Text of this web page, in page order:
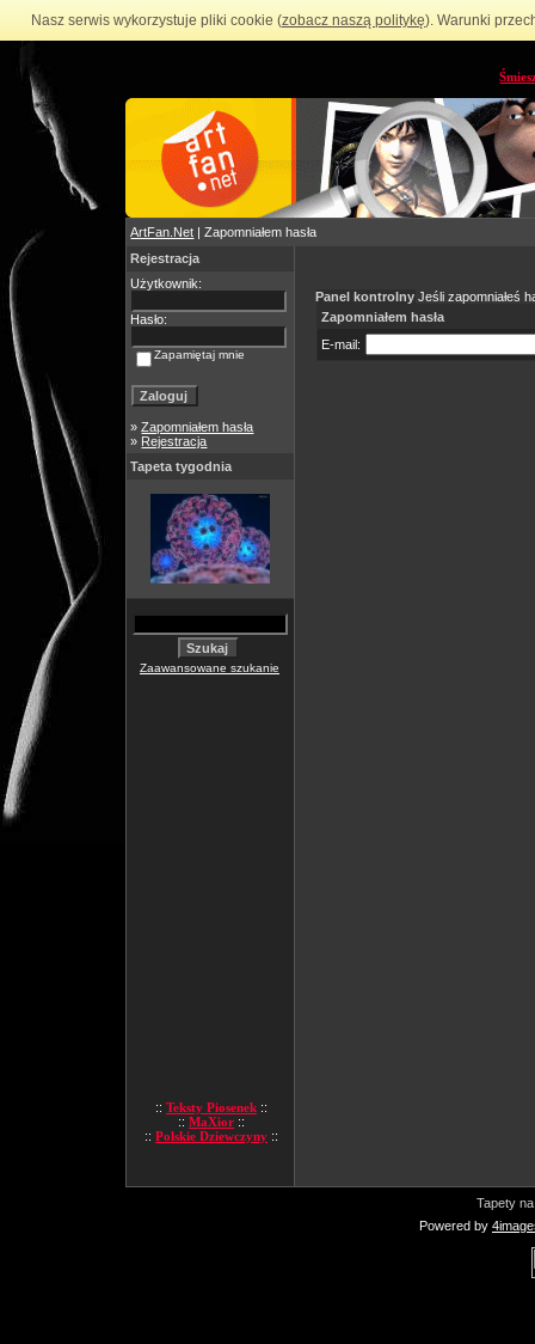
Nasz serwis wykorzystuje pliki cookie (zobacz naszą politykę). Warunki
ArtFan.Net | Zapomniałem hasła
Rejestracja
Użytkownik:
Hasło:
Zapamiętaj mnie
»Zapomniałem hasła
» Rejestracja
Tapeta tygodnia
Zaawansowane szukanie
:: Teksty Piosenek ::
:: MaXior ::
:: Polskie Dziewczyny ::
Panel kontrolny Jeśli zapomniałeś
Zapomniałem hasła
E-mail:
Tapety
Powered by